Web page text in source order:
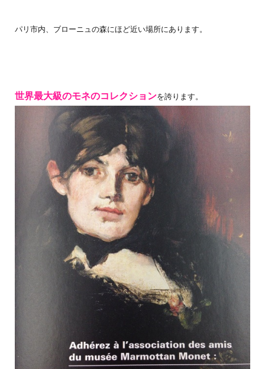
パリ市内、ブローニュの森にほど近い場所にあります。
世界最大級のモネのコレクションを誇ります。